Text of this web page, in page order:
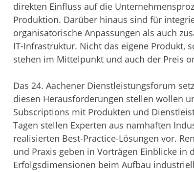
direkten Einfluss auf die
Produktion. Darüber hinaus sind für
organisatorische Anpassungen als auch
IT-Infrastruktur. Nicht das eigene Produkt,
stehen im Mittelpunkt und auch der Preis
Das 24. Aachener Dienstleistungsforum
diesen Herausforderungen stellen wollen
Subscriptions mit Produkten und
Tagen stellen Experten aus namhaften
realisierten Best-Practice-Lösungen vor.
und Praxis geben in Vorträgen Einblicke in
Erfolgsdimensionen beim Aufbau